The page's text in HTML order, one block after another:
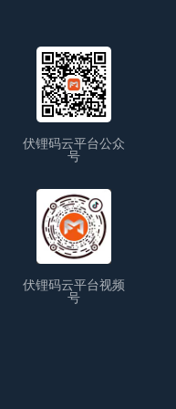
伏锂码云平台公众
号
伏锂码云平台视频
号